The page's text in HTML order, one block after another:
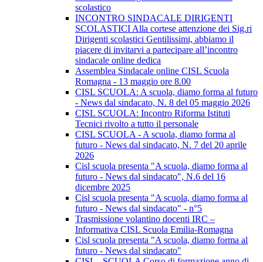
scolastico
INCONTRO SINDACALE DIRIGENTI
SCOLASTICI Alla cortese attenzione dei Sig.ri
Dirigenti scolastici Gentilissimi, abbiamo il
piacere di invitarvi a partecipare all’incontro
sindacale online dedica
Assemblea Sindacale online CISL Scuola
Romagna - 13 maggio ore 8.00
CISL SCUOLA: A scuola, diamo forma al futuro
- News dal sindacato, N. 8 del 05 maggio 2026
CISL SCUOLA: Incontro Riforma Istituti
Tecnici rivolto a tutto il personale
CISL SCUOLA - A scuola, diamo forma al
futuro - News dal sindacato, N. 7 del 20 aprile
2026
Cisl scuola presenta "A scuola, diamo forma al
futuro - News dal sindacato", N.6 del 16
dicembre 2025
Cisl scuola presenta "A scuola, diamo forma al
futuro - News dal sindacato" - n°5
Trasmissione volantino docenti IRC –
Informativa CISL Scuola Emilia-Romagna
Cisl scuola presenta "A scuola, diamo forma al
futuro - News dal sindacato"